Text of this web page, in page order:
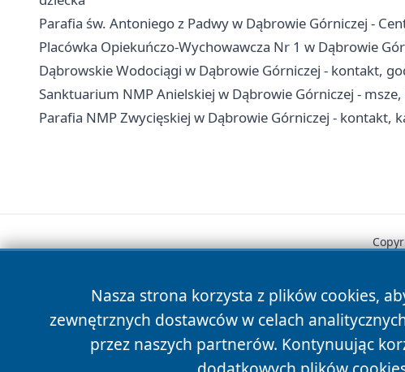
Parafia św. Antoniego z Padwy w Dąbrowie Górniczej -
Placówka Opiekuńczo-Wychowawcza Nr 1 w Dąbrowie
Dąbrowskie Wodociągi w Dąbrowie Górniczej - kontakt,
Sanktuarium NMP Anielskiej w Dąbrowie Górniczej -
Parafia NMP Zwycięskiej w Dąbrowie Górniczej - kontakt,
Nasza strona korzysta z plików cookies,
zewnętrznych dostawców w celach
przez naszych partnerów. Kontynuując
News